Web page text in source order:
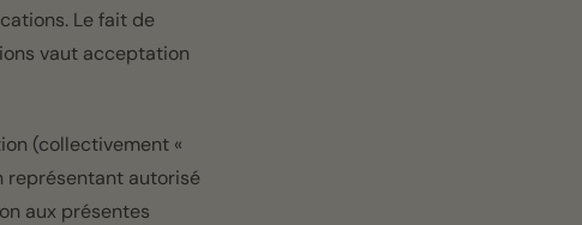
Le fait de
vaut acceptation
(collectivement «
représentant autorisé
aux présentes